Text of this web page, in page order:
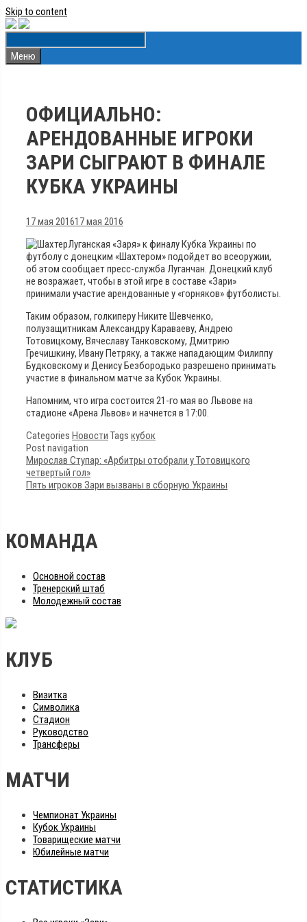
Skip to content
Меню
ОФИЦИАЛЬНО:
АРЕНДОВАННЫЕ ИГРОКИ
ЗАРИ СЫГРАЮТ В ФИНАЛЕ
КУБКА УКРАИНЫ
17 мая 201617 мая 2016
Луганская «Заря» к финалу Кубка Украины по
футболу с донецким «Шахтером» подойдет во всеоружии,
об этом сообщает пресс-служба Луганчан. Донецкий клуб
не возражает, чтобы в этой игре в составе «Зари»
принимали участие арендованные у «горняков» футболисты.
Таким образом, голкиперу Никите Шевченко,
полузащитникам Александру Караваеву, Андрею
Тотовицкому, Вячеславу Танковскому, Дмитрию
Гречишкину, Ивану Петряку, а также нападающим Филиппу
Будковскому и Денису Безбородько разрешено принимать
участие в финальном матче за Кубок Украины.
Напомним, что игра состоится 21-го мая во Львове на
стадионе «Арена Львов» и начнется в 17:00.
Categories Новости Tags кубок
Post navigation
Мирослав Ступар: «Арбитры отобрали у Тотовицкого
четвертый гол»
Пять игроков Зари вызваны в сборную Украины
КОМАНДА
Основной состав
Тренерский штаб
Молодежный состав
КЛУБ
Визитка
Символика
Стадион
Руководство
Трансферы
МАТЧИ
Чемпионат Украины
Кубок Украины
Товарищеские матчи
Юбилейные матчи
СТАТИСТИКА